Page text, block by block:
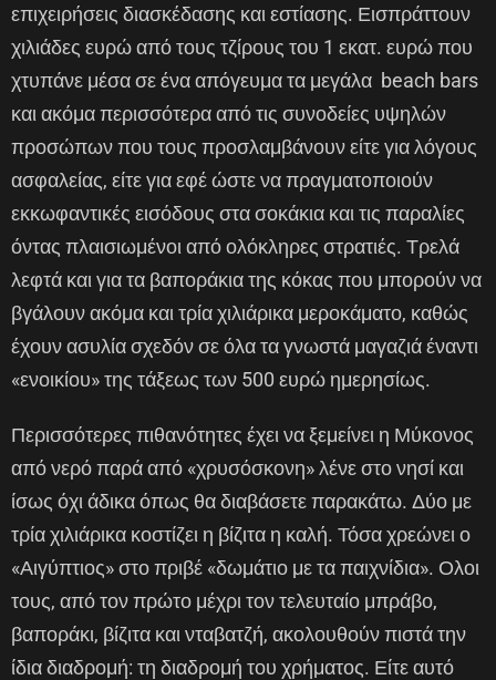
επιχειρήσεις διασκέδασης και εστίασης. Εισπράττουν
χιλιάδες ευρώ από τους τζίρους του 1 εκατ. ευρώ που
χτυπάνε μέσα σε ένα απόγευμα τα μεγάλα beach bars
και ακόμα περισσότερα από τις συνοδείες υψηλών
προσώπων που τους προσλαμβάνουν είτε για λόγους
ασφαλείας, είτε για εφέ ώστε να πραγματοποιούν
εκκωφαντικές εισόδους στα σοκάκια και τις παραλίες
όντας πλαισιωμένοι από ολόκληρες στρατιές. Τρελά
λεφτά και για τα βαποράκια της κόκας που μπορούν να
βγάλουν ακόμα και τρία χιλιάρικα μεροκάματο, καθώς
έχουν ασυλία σχεδόν σε όλα τα γνωστά μαγαζιά έναντι
«ενοικίου» της τάξεως των 500 ευρώ ημερησίως.
Περισσότερες πιθανότητες έχει να ξεμείνει η Μύκονος
από νερό παρά από «χρυσόσκονη» λένε στο νησί και
ίσως όχι άδικα όπως θα διαβάσετε παρακάτω. Δύο με
τρία χιλιάρικα κοστίζει η βίζιτα η καλή. Τόσα χρεώνει ο
«Αιγύπτιος» στο πριβέ «δωμάτιο με τα παιχνίδια». Ολοι
τους, από τον πρώτο μέχρι τον τελευταίο μπράβο,
βαποράκι, βίζιτα και νταβατζή, ακολουθούν πιστά την
ίδια διαδρομή: τη διαδρομή του χρήματος. Είτε αυτό